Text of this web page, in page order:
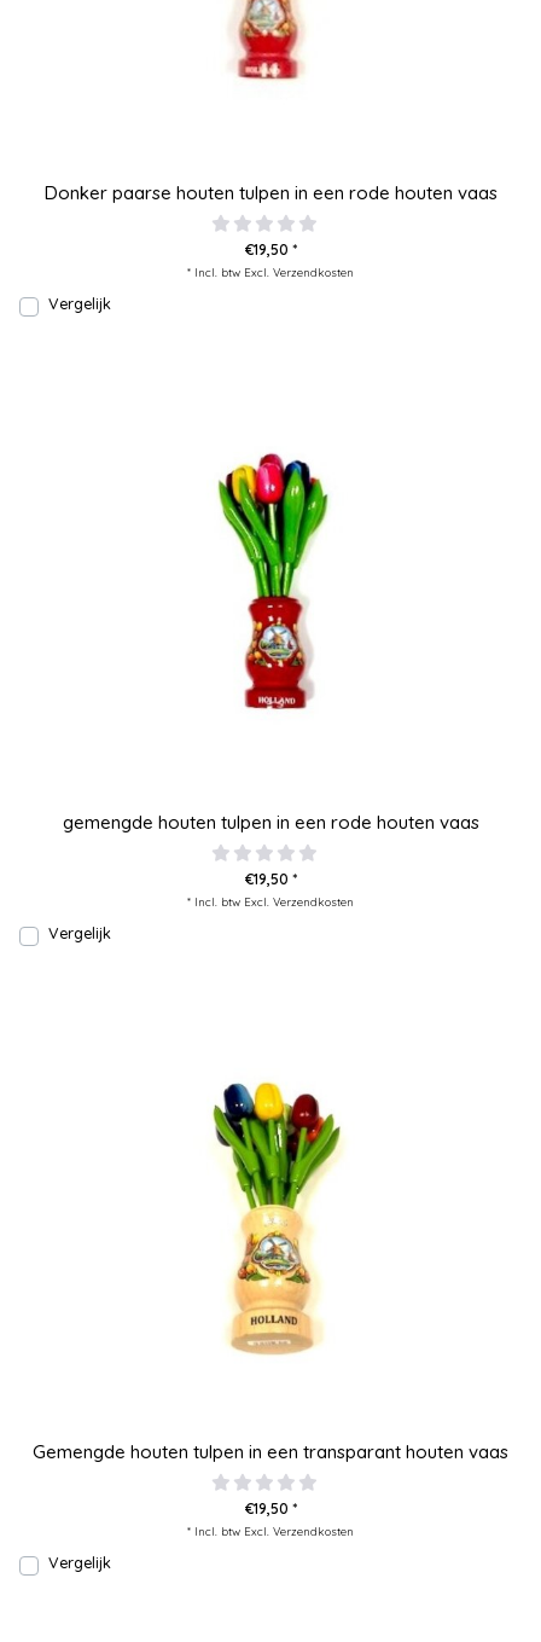
Donker paarse houten tulpen in een rode houten vaas
€19,50 *
* Incl. btw Excl. Verzendkosten
Vergelijk
gemengde houten tulpen in een rode houten vaas
€19,50 *
* Incl. btw Excl. Verzendkosten
Vergelijk
Gemengde houten tulpen in een transparant houten vaas
€19,50 *
* Incl. btw Excl. Verzendkosten
Vergelijk